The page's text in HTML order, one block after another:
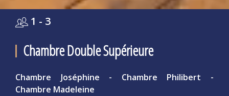
Chambre Double Supérieure
1 - 3
Chambre Joséphine - Chambre Philibert -
Chambre Madeleine